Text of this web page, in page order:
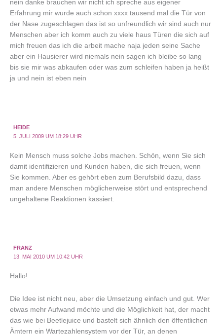
nein danke brauchen wir nicht ich spreche aus eigener
Erfahrung mir wurde auch schon xxxx tausend mal die Tür von
der Nase zugeschlagen das ist so unfreundlich wir sind auch nur
Menschen aber ich komm auch zu viele haus Türen die sich auf
mich freuen das ich die arbeit mache naja jeden seine Sache
aber ein Hausierer wird niemals nein sagen ich bleibe so lang
bis sie mir was abkaufen oder was zum schleifen haben ja heißt
ja und nein ist eben nein
HEIDE
5. JULI 2009 UM 18:29 UHR
Kein Mensch muss solche Jobs machen. Schön, wenn Sie sich
damit identifizieren und Kunden haben, die sich freuen, wenn
Sie kommen. Aber es gehört eben zum Berufsbild dazu, dass
man andere Menschen möglicherweise stört und entsprechend
ungehaltene Reaktionen kassiert.
FRANZ
13. MAI 2010 UM 10:42 UHR
Hallo!
Die Idee ist nicht neu, aber die Umsetzung einfach und gut. Wer
etwas mehr Aufwand möchte und die Möglichkeit hat, der macht
das wie bei Beetlejuice und bastelt sich ähnlich den öffentlichen
Ämtern ein Wartezahlensystem vor der Tür, an denen